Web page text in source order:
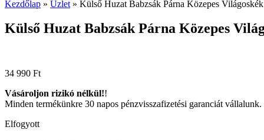
Kezdőlap » Üzlet » Külső Huzat Babzsák Párna Közepes Világoskék
Külső Huzat Babzsák Párna Közepes
34 990 Ft
Vásároljon rizikó nélkül!!
Minden termékünkre 30 napos pénzvisszafizetési garanciát vállalunk.
Elfogyott